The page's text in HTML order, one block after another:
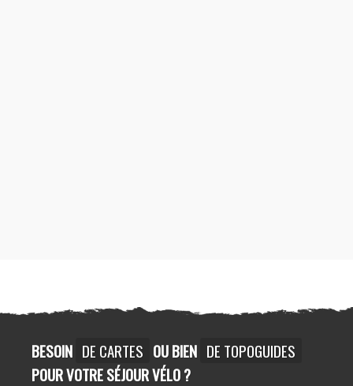
BESOIN DE CARTES OU BIEN DE TOPOGUIDES
POUR VOTRE SÉJOUR VÉLO ?